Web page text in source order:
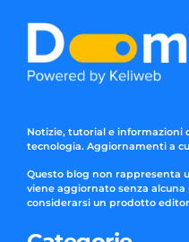
Notizie, tutorial e informazioni
tecnologia. Aggiornamenti a
Questo blog non rappresenta
viene aggiornato senza
considerarsi un prodotto